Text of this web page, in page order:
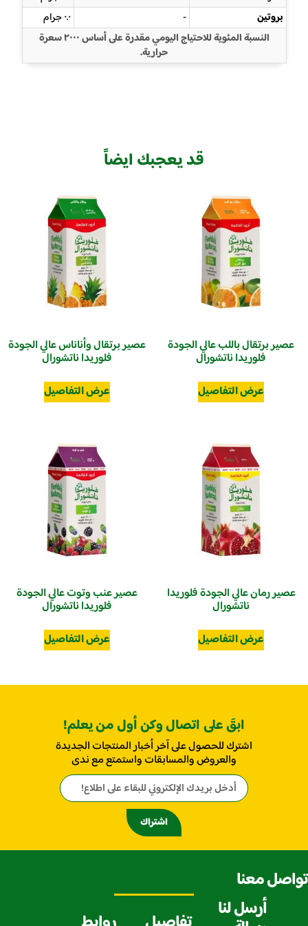
بروتين
-
٠.٠ جرام
النسبة المئوية للاحتياج اليومي مقدرة على أساس ٢٠٠٠ سعرة
حرارية.
قد يعجبك ايضاً
عصير برتقال باللب عالي الجودة
فلوريدا ناتشورال
عرض التفاصيل
عصير برتقال وأناناس عالي الجودة
فلوريدا ناتشورال
عرض التفاصيل
عصير رمان عالي الجودة فلوريدا
ناتشورال
عرض التفاصيل
عصير عنب وتوت عالي الجودة
فلوريدا ناتشورال
عرض التفاصيل
ابقَ على اتصال وكن أول من يعلم!
اشترك للحصول على آخر أخبار المنتجات الجديدة
والعروض والمسابقات واستمتع مع ندى
اشتراك
تواصل معنا
أرسل لنا